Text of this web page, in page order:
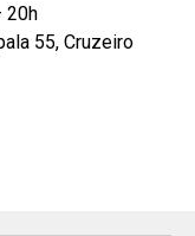
20h
55, Cruzeiro